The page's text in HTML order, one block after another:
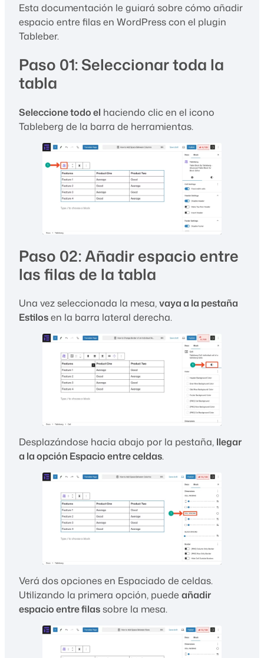
Esta documentación le guiará sobre cómo añadir
espacio entre filas en WordPress con el plugin
Tableber.
Paso 01: Seleccionar toda la
tabla
Seleccione todo el haciendo clic en el icono
Tableberg de la barra de herramientas.
Paso 02: Añadir espacio entre
las filas de la tabla
Una vez seleccionada la mesa,vaya a la pestaña
Estilosen la barra lateral derecha.
Desplazándose hacia abajo por la pestaña, llegar
a la opción Espacio entre celdas.
Verá dos opciones en Espaciado de celdas.
Utilizando la primera opción, puede añadir
espacio entre filassobre la mesa.